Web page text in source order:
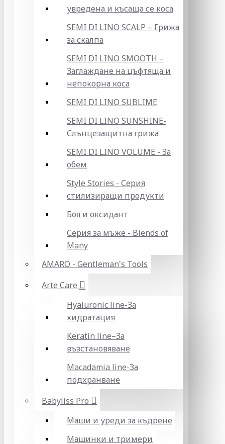
увредена и късаща се коса
SEMI DI LINO SCALP – Грижа
за скалпа
SEMI DI LINO SMOOTH –
Заглаждане на цъфтяща и
непокорна коса
SEMI DI LINO SUBLIME
SEMI DI LINO SUNSHINE-
Слънцезащитна грижа
SEMI DI LINO VOLUME - За
обем
Style Stories - Серия
стилизиращи продукти
Боя и оксидант
Серия за мъже - Blends of
Many
AMARO - Gentleman's Tools
Arte Care
Hyaluronic line-За
хидратация
Keratin line–За
възстановяване
Macadamia line-За
подхранване
Babyliss Pro
Маши и уреди за къдрене
Машинки и тримери